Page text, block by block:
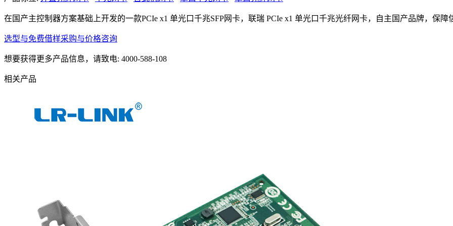
在国产主控制器方案基础上开发的一款PCIe x1 单光口千兆SFP网卡，联瑞 PCIe x1 单光口千兆光纤网卡，自主国产品牌，保障
选型与免费借样采购与价格咨询
想要获得更多产品信息，请致电: 4000-588-108
相关产品